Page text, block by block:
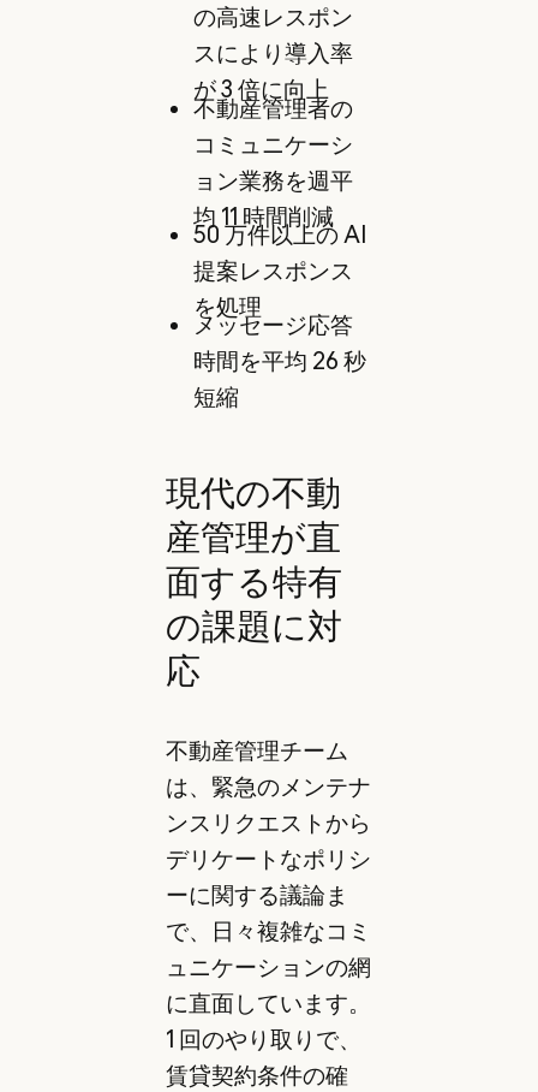
の高速レスポン
スにより導入率
が 3 倍に向上
不動産管理者の
コミュニケーシ
ョン業務を週平
均 11 時間削減
50 万件以上の AI
提案レスポンス
を処理
メッセージ応答
時間を平均 26 秒
短縮
現代の不動
産管理が直
面する特有
の課題に対
応
不動産管理チーム
は、緊急のメンテナ
ンスリクエストから
デリケートなポリシ
ーに関する議論ま
で、日々複雑なコミ
ュニケーションの網
に直面しています。
1 回のやり取りで、
賃貸契約条件の確